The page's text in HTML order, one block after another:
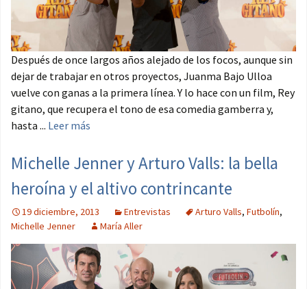
Después de once largos años alejado de los focos, aunque sin
dejar de trabajar en otros proyectos, Juanma Bajo Ulloa
vuelve con ganas a la primera línea. Y lo hace con un film, Rey
gitano, que recupera el tono de esa comedia gamberra y,
hasta ... Leer más
Michelle Jenner y Arturo Valls: la bella
heroína y el altivo contrincante
19 diciembre, 2013 Entrevistas Arturo Valls, Futbolín,
Michelle Jenner
María Aller